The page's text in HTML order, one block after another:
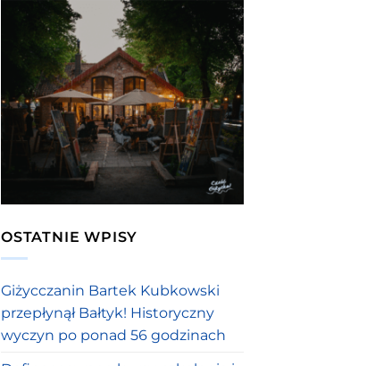
OSTATNIE WPISY
Giżycczanin Bartek Kubkowski
przepłynął Bałtyk! Historyczny
wyczyn po ponad 56 godzinach